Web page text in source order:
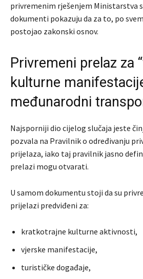
privremenim rješenjem Ministarstva
dokumenti pokazuju da za to, po
postojao zakonski osnov.
Privremeni prelaz za
kulturne
međunarodni
Najsporniji dio cijelog slučaja jeste
pozvala na Pravilnik o određivanju
prijelaza, iako taj pravilnik jasno
prelazi mogu otvarati.
U samom dokumentu stoji da su
prijelazi predviđeni za:
kratkotrajne kulturne aktivnosti,
vjerske manifestacije,
turističke događaje,